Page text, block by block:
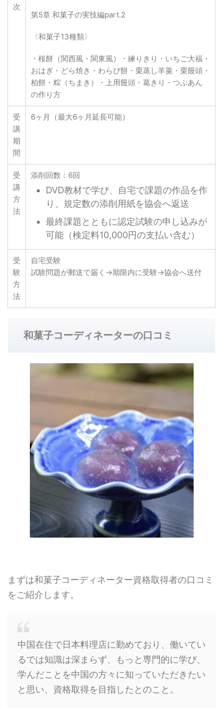
次
第5章 和菓子の実技編part.2
〈和菓子13種類〉
・桜餅（関西風・関東風）・練りきり・いちご大福・
おはぎ・どら焼き・わらび餅・栗蒸し羊羹・栗饅頭・
柏餅・粽（ちまき）・上用饅頭・葛きり・つぶあん
の作り方
受
講
期
間
6ヶ月（最大6ヶ月延長可能）
受
講
方
法
添削回数：6回
DVD教材で学び、自宅で課題の作品を作
り、規定数の添削用紙を協会へ返送
最終課題とともに認定試験の申し込みが
可能（検定料10,000円の支払い含む）
受
験
方
法
自宅受験
試験問題が郵送で届く→期限内に受験→協会へ送付
和菓子コーディネーターの口コミ
まずは和菓子コーディネーター資格取得者の口コミ
をご紹介します。
中国在住で日本料理店に勤めており、働いてい
るでは知識は深まらず、もっと専門的に学び、
学んだことを中国の方々に知っていただきたい
と思い、資格取得を目指したとのこと。